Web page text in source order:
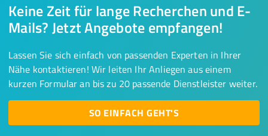
Keine Zeit für lange Recherchen und E-
Mails? Jetzt Angebote empfangen!
Lassen Sie sich einfach von passenden Experten in Ihrer
Nähe kontaktieren! Wir leiten Ihr Anliegen aus einem
kurzen Formular an bis zu 20 passende Dienstleister weiter.
SO EINFACH GEHT'S